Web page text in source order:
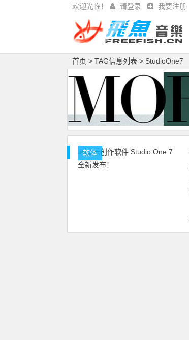
欢迎光临！ 请登录 我要注册
首页 > TAG信息列表 > StudioOne7
软体